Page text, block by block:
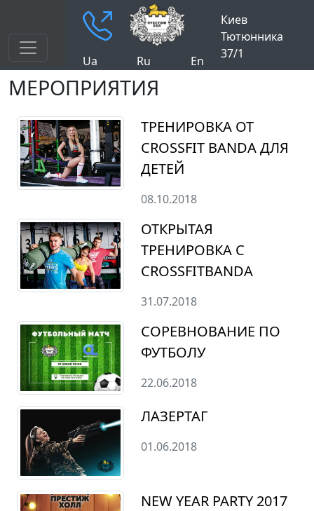
Ua Ru En
Киев
Тютюнника
37/1
МЕРОПРИЯТИЯ
ТРЕНИРОВКА ОТ
CROSSFIT BANDA ДЛЯ
ДЕТЕЙ
08.10.2018
ОТКРЫТАЯ
ТРЕНИРОВКА С
CROSSFITBANDA
31.07.2018
СОРЕВНОВАНИЕ ПО
ФУТБОЛУ
22.06.2018
ЛАЗЕРТАГ
01.06.2018
NEW YEAR PARTY 2017